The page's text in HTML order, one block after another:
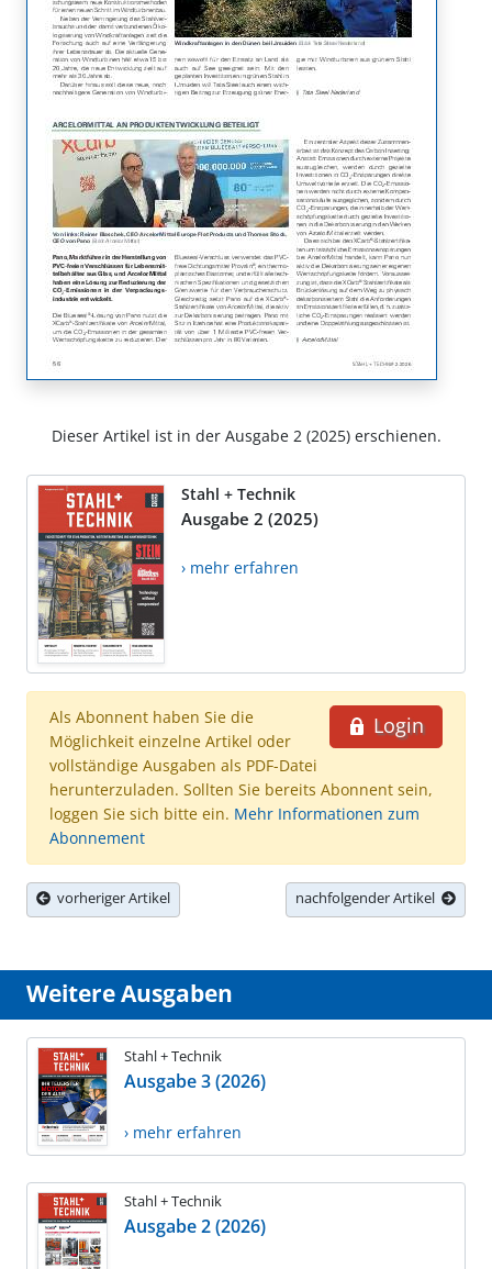
Dieser Artikel ist in der Ausgabe 2 (2025) erschienen.
Stahl + Technik
Ausgabe 2 (2025)
› mehr erfahren
Login
Als Abonnent haben Sie die
Möglichkeit einzelne Artikel oder
vollständige Ausgaben als PDF-Datei
herunterzuladen. Sollten Sie bereits Abonnent sein,
loggen Sie sich bitte ein. Mehr Informationen zum
Abonnement
vorheriger Artikel nachfolgender Artikel
Weitere Ausgaben
Stahl + Technik
Ausgabe 3 (2026)
› mehr erfahren
Stahl + Technik
Ausgabe 2 (2026)